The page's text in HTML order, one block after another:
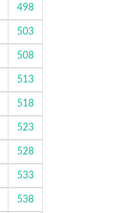
498
503
508
513
518
523
528
533
538